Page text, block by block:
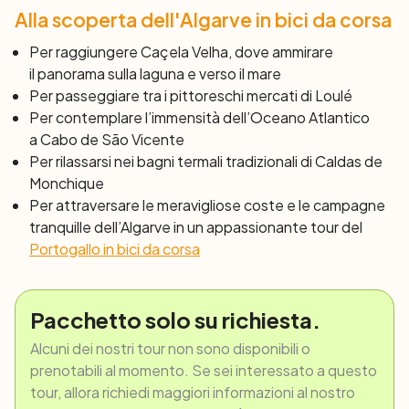
circondata da caffetterie e negozi di artigianato, che
vende prodotti di produzione locale. Un caffè epastel
de nata(crostata di crema pasticciera) sulla terrazza sul
retro dellapasteleria Agua Melè un must. Proseguirete
lungo strade tranquille e ondulate verso Messines, una
tipica città agricola, con strade strette e un’altra bella
chiesina. Entrerete poi in lussureggianti vallate verdi, con
piccoli borghi e cascine in mezzo a una fitta vegetazione
e pedalerete fino a Silves, un’incantevole città sulle rive
del Rio Arade. Ricca di storia, Silves era una volta la
capitale moresca ed è tuttora la dimora del castello
meglio conservato dell’Algarve. Sede di un festival
Silves è normalmente una città sospesa nel tempo. Qui
ci sono molti bar e ristoranti di cucina locale nelle viuzze
acciottolate, dove è possibile cenare tranquillamente, e
un caffè proprio all’ingresso del castello dove suonano
musica dal vivo.
Alla scoperta dell'Algarve in bici da corsa
Per raggiungere Caçela Velha, dove ammirare
il panorama sulla laguna e verso il mare
Per passeggiare tra i pittoreschi mercati di Loulé
Per contemplare l’immensità dell’Oceano Atlantico
a Cabo de São Vicente
Per rilassarsi nei bagni termali tradizionali di Caldas de
Monchique
Per attraversare le meravigliose coste e le campagne
tranquille dell’Algarve in un appassionante tour del
Portogallo in bici da corsa
Pacchetto solo su richiesta.
Alcuni dei nostri tour non sono disponibili o
prenotabili al momento. Se sei interessato a questo
tour, allora richiedi maggiori informazioni al nostro